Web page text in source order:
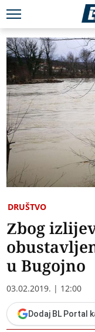
DRUŠTVO
Zbog
u Bugojno
03.02.2019. | 12:00
Dodaj BL Portal